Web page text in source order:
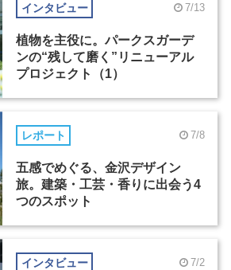
インタビュー 7/13
植物を主役に。パークスガーデ
ンの“残して磨く”リニューアル
プロジェクト（1）
レポート 7/8
五感でめぐる、金沢デザイン
旅。建築・工芸・香りに出会う4
つのスポット
インタビュー 7/2